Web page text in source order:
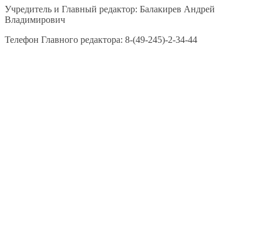
Учредитель и Главный редактор: Балакирев Андрей
Владимирович
Телефон Главного редактора: 8-(49-245)-2-34-44